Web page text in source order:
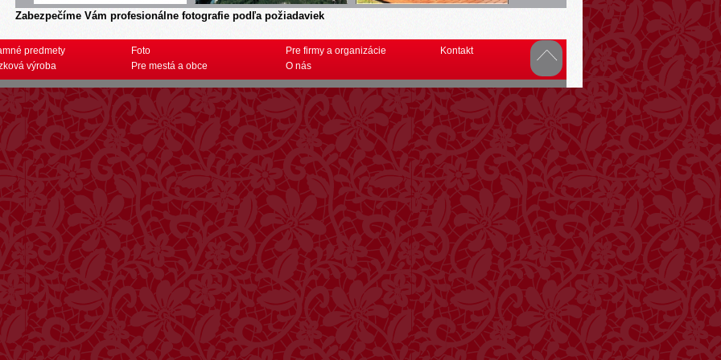
Zabezpečíme Vám profesionálne fotografie podľa požiadaviek
predmety
výroba
Foto
Pre mestá a obce
Pre firmy a organizácie
O nás
Kontakt